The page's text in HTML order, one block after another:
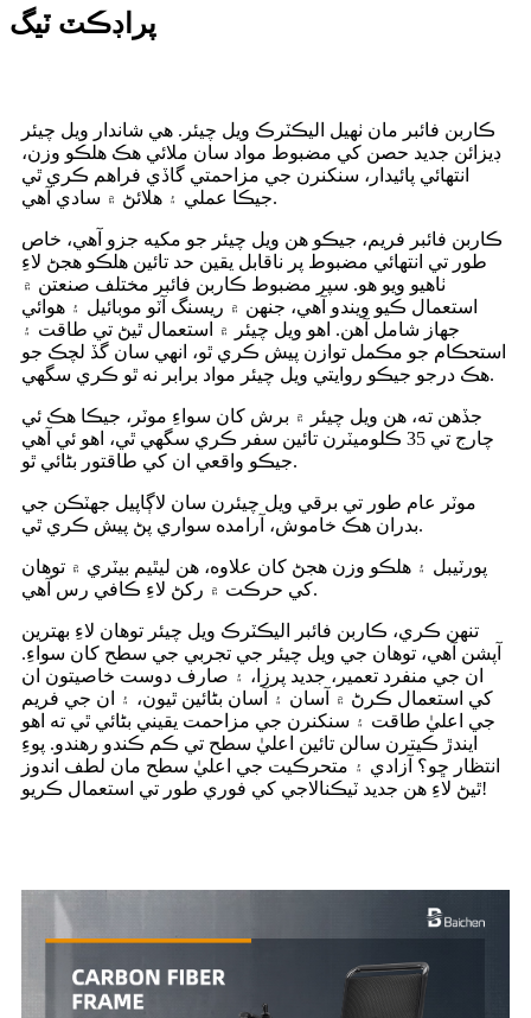
پراڊڪٽ ٽيگ
ڪاربن فائبر مان ٺهيل اليڪٽرڪ ويل چيئر. هي شاندار ويل چيئر
ڊيزائن جديد حصن کي مضبوط مواد سان ملائي هڪ هلڪو وزن،
انتهائي پائيدار، سنکنرن جي مزاحمتي گاڏي فراهم ڪري ٿي
جيڪا عملي ۽ هلائڻ ۾ سادي آهي.
ڪاربن فائبر فريم، جيڪو هن ويل چيئر جو مکيه جزو آهي، خاص
طور تي انتهائي مضبوط پر ناقابل يقين حد تائين هلڪو هجڻ لاءِ
ٺاهيو ويو هو. سپر مضبوط ڪاربن فائبر مختلف صنعتن ۾
استعمال ڪيو ويندو آهي، جنهن ۾ ريسنگ آٽو موبائيل ۽ هوائي
جهاز شامل آهن. اهو ويل چيئر ۾ استعمال ٿيڻ تي طاقت ۽
استحڪام جو مڪمل توازن پيش ڪري ٿو، انهي سان گڏ لچڪ جو
هڪ درجو جيڪو روايتي ويل چيئر مواد برابر نه ٿو ڪري سگهي.
جڏهن ته، هن ويل چيئر ۾ برش کان سواءِ موٽر، جيڪا هڪ ئي
چارج تي 35 ڪلوميٽرن تائين سفر ڪري سگهي ٿي، اهو ئي آهي
جيڪو واقعي ان کي طاقتور بڻائي ٿو.
موٽر عام طور تي برقي ويل چيئرن سان لاڳاپيل جهٽڪن جي
بدران هڪ خاموش، آرامده سواري پڻ پيش ڪري ٿي.
پورٽيبل ۽ هلڪو وزن هجڻ کان علاوه، هن ليٿيم بيٽري ۾ توهان
کي حرڪت ۾ رکڻ لاءِ ڪافي رس آهي.
تنهن ڪري، ڪاربن فائبر اليڪٽرڪ ويل چيئر توهان لاءِ بهترين
آپشن آهي، توهان جي ويل چيئر جي تجربي جي سطح کان سواءِ.
ان جي منفرد تعمير، جديد پرزا، ۽ صارف دوست خاصيتون ان
کي استعمال ڪرڻ ۾ آسان ۽ آسان بڻائين ٿيون، ۽ ان جي فريم
جي اعليٰ طاقت ۽ سنکنرن جي مزاحمت يقيني بڻائي ٿي ته اهو
ايندڙ ڪيترن سالن تائين اعليٰ سطح تي ڪم ڪندو رهندو. پوءِ
انتظار ڇو؟ آزادي ۽ متحرڪيت جي اعليٰ سطح مان لطف اندوز
ٿيڻ لاءِ هن جديد ٽيڪنالاجي کي فوري طور تي استعمال ڪريو!